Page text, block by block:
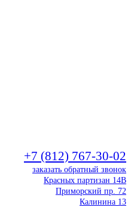
+7 (812) 767-30-02
заказать обратный звонок
Красных партизан 14В
Приморский пр. 72
Калинина 13